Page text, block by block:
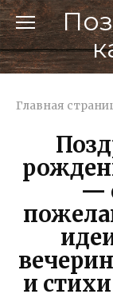
Перейти
к
контенту
Главная
—
и